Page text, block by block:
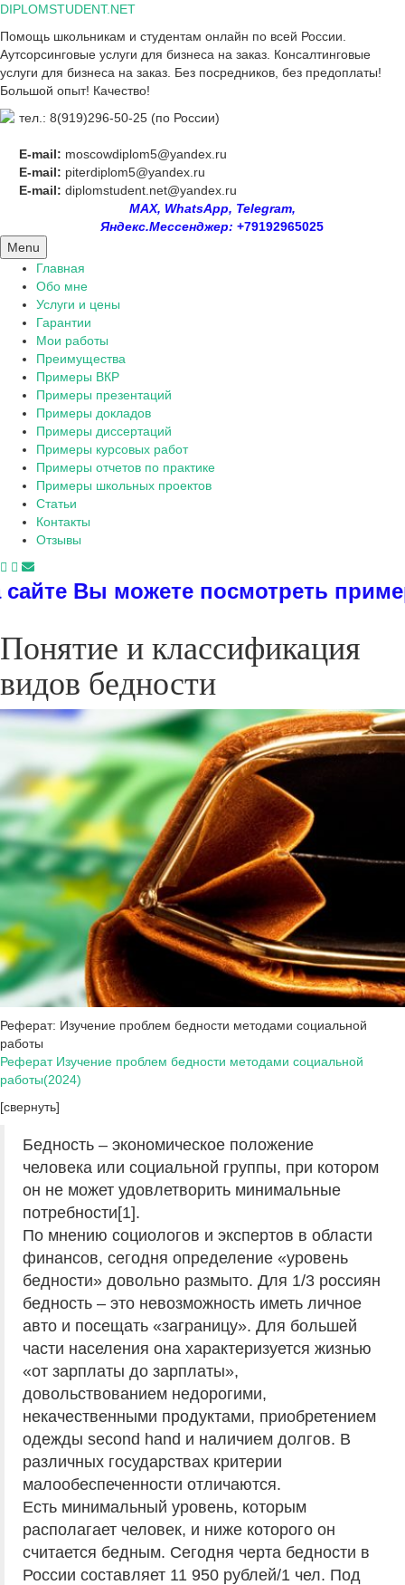
Skip
content
DIPLOMSTUDENT.NET
Помощь школьникам и студентам онлайн по всей России.
Аутсорсинговые услуги для бизнеса на заказ. Консалтинговые
услуги для бизнеса на заказ. Без посредников, без предоплаты!
Большой опыт! Качество!
тел.: 8(919)296-50-25 (по России)
E-mail: moscowdiplom5@yandex.ru
E-mail: piterdiplom5@yandex.ru
E-mail: diplomstudent.net@yandex.ru
MAX, WhatsApp, Telegram,
Яндекс.Мессенджер: +79192965025
Menu
Главная
Обо мне
Услуги и цены
Гарантии
Мои работы
Преимущества
Примеры ВКР
Примеры презентаций
Примеры докладов
Примеры диссертаций
Примеры курсовых работ
Примеры отчетов по практике
Примеры школьных проектов
Статьи
Контакты
Отзывы
посмотреть примеры
Понятие и классификация
видов бедности
Реферат: Изучение проблем бедности методами социальной
работы
Реферат Изучение проблем бедности методами социальной
работы(2024)
[свернуть]
Бедность – экономическое положение
человека или социальной группы, при котором
он не может удовлетворить минимальные
потребности[1].
По мнению социологов и экспертов в области
финансов, сегодня определение «уровень
бедности» довольно размыто. Для 1/3 россиян
бедность – это невозможность иметь личное
авто и посещать «заграницу». Для большей
части населения она характеризуется жизнью
«от зарплаты до зарплаты»,
довольствованием недорогими,
некачественными продуктами, приобретением
одежды second hand и наличием долгов. В
различных государствах критерии
малообеспеченности отличаются.
Есть минимальный уровень, которым
располагает человек, и ниже которого он
считается бедным. Сегодня черта бедности в
России составляет 11 950 рублей/1 чел. Под